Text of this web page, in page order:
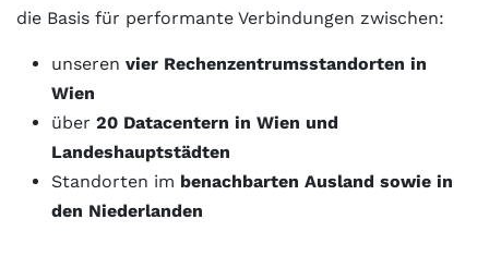
die Basis für performante Verbindungen zwischen:
unseren vier Rechenzentrumsstandorten in
Wien
über 20 Datacentern in Wien und
Landeshauptstädten
Standorten im benachbarten Ausland sowie in
den Niederlanden